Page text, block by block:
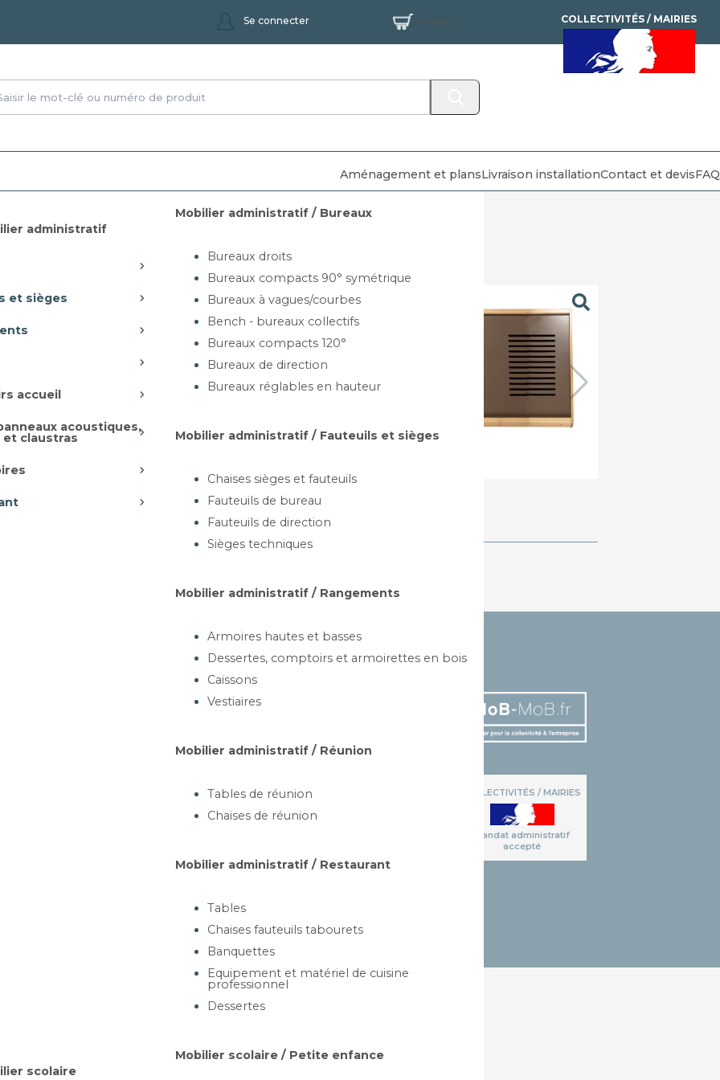
Se connecter Panier COLLECTIVITÉS / MAIRIES
administratif
et sièges
accueil
acoustiques,
claustras
Mobilier administratif / Bureaux
Bureaux droits
Bureaux compacts 90° symétrique
Bureaux à vagues/courbes
Bench - bureaux collectifs
Bureaux compacts 120°
Bureaux de direction
Bureaux réglables en hauteur
Mobilier administratif / Fauteuils et sièges
Chaises sièges et fauteuils
Fauteuils de bureau
Fauteuils de direction
Sièges techniques
Mobilier administratif / Rangements
Armoires hautes et basses
Dessertes, comptoirs et armoirettes en bois
Caissons
Vestiaires
Mobilier administratif / Réunion
Tables de réunion
Chaises de réunion
Mobilier administratif / Restaurant
Tables
Chaises fauteuils tabourets
Banquettes
Equipement et matériel de cuisine
professionnel
Dessertes
scolaire
Mobilier scolaire / Petite enfance
Aménagement et plansLivraison installationContact et devisFAQ
35, Rue des chantiers, 78 000 VERSAILLES
E-mail : contact@mob-mob.fr
COLLECTIVITÉS / MAIRIES
Mandat administratif
accepté